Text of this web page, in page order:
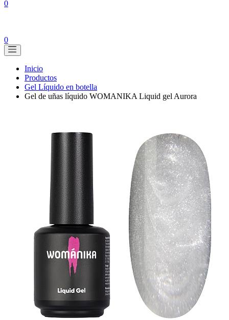
0
0
Inicio
Productos
Gel Líquido en botella
Gel de uñas líquido WOMANIKA Liquid gel Aurora